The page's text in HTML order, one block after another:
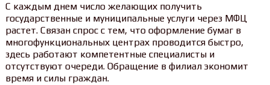
С каждым днем число желающих получить
государственные и муниципальные услуги через МФЦ
растет. Связан спрос с тем, что оформление бумаг в
многофункциональных центрах проводится быстро,
здесь работают компетентные специалисты и
отсутствуют очереди. Обращение в филиал экономит
время и силы граждан.